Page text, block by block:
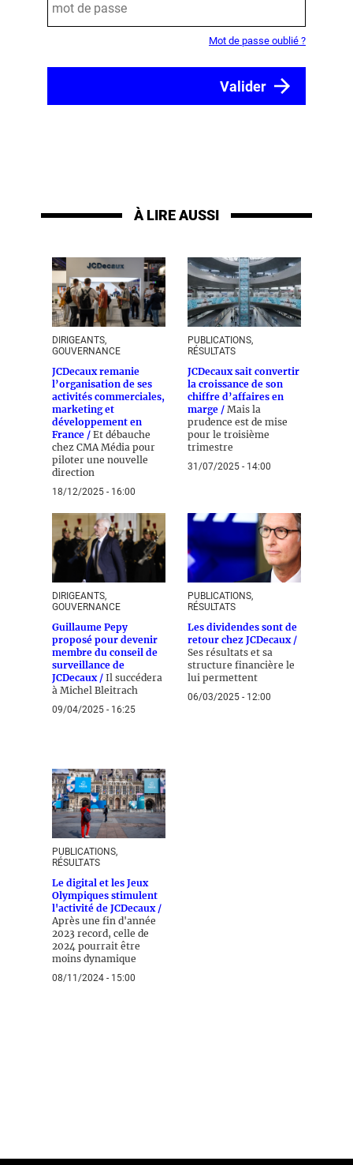
Mot de passe oublié ?
À LIRE AUSSI
DIRIGEANTS,
GOUVERNANCE
JCDecaux remanie
l’organisation de ses
activités commerciales,
marketing et
développement en
France / Et débauche
chez CMA Média pour
piloter une nouvelle
direction
18/12/2025 - 16:00
PUBLICATIONS,
RÉSULTATS
JCDecaux sait convertir
la croissance de son
chiffre d’affaires en
marge / Mais la
prudence est de mise
pour le troisième
trimestre
31/07/2025 - 14:00
DIRIGEANTS,
GOUVERNANCE
Guillaume Pepy
proposé pour devenir
membre du conseil de
surveillance de
JCDecaux / Il succédera
à Michel Bleitrach
09/04/2025 - 16:25
PUBLICATIONS,
RÉSULTATS
Les dividendes sont de
retour chez JCDecaux /
Ses résultats et sa
structure financière le
lui permettent
06/03/2025 - 12:00
PUBLICATIONS,
RÉSULTATS
Le digital et les Jeux
Olympiques stimulent
l'activité de JCDecaux /
Après une fin d'année
2023 record, celle de
2024 pourrait être
moins dynamique
08/11/2024 - 15:00